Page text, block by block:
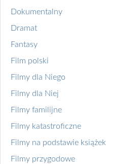
Dokumentalny
Dramat
Fantasy
Film polski
Filmy dla Niego
Filmy dla Niej
Filmy familijne
Filmy katastroficzne
Filmy na podstawie książek
Filmy przygodowe